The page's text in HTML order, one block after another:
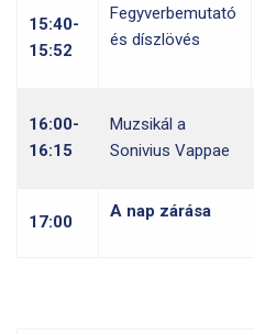
15:40-
15:52
Fegyverbemutató
és díszlövés
16:00-
16:15
Muzsikál a
Sonivius Vappae
17:00
A nap zárása